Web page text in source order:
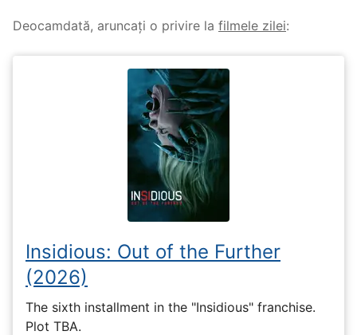
Deocamdată, aruncați o privire la filmele zilei:
Insidious: Out of the Further
(2026)
The sixth installment in the "Insidious" franchise.
Plot TBA.